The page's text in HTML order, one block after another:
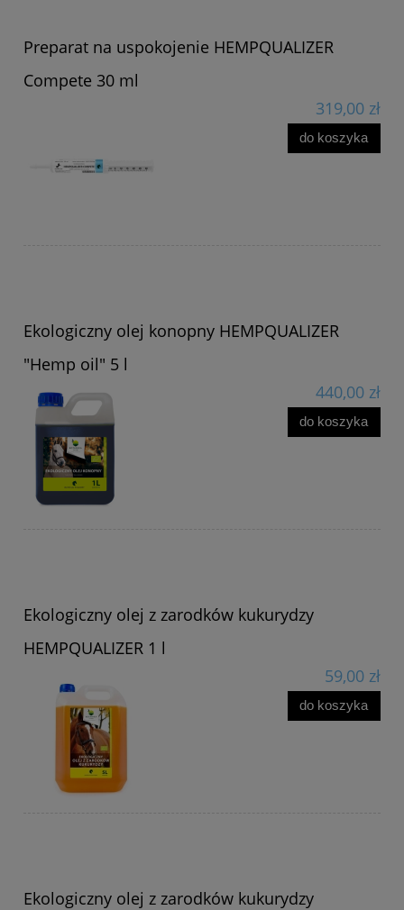
Preparat na uspokojenie HEMPQUALIZER
Compete 30 ml
319,00 zł
do koszyka
Ekologiczny olej konopny HEMPQUALIZER
"Hemp oil" 5 l
440,00 zł
do koszyka
Ekologiczny olej z zarodków kukurydzy
HEMPQUALIZER 1 l
59,00 zł
do koszyka
Ekologiczny olej z zarodków kukurydzy